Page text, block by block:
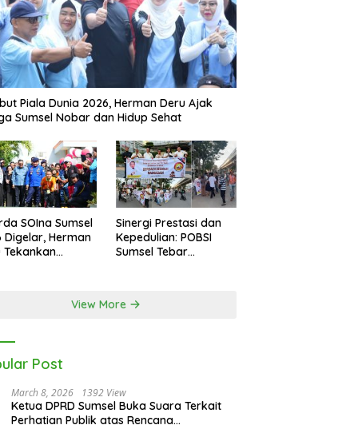
Piala Dunia 2026, Herman Deru Ajak
Sumsel Nobar dan Hidup Sehat
SOIna Sumsel
Digelar, Herman
Tekankan
Sinergi Prestasi dan
Kepedulian: POBSI
Sumsel Tebar
View More
Post
March 8, 2026 1392 View
Ketua DPRD Sumsel Buka Suara Terkait
Perhatian Publik atas Rencana